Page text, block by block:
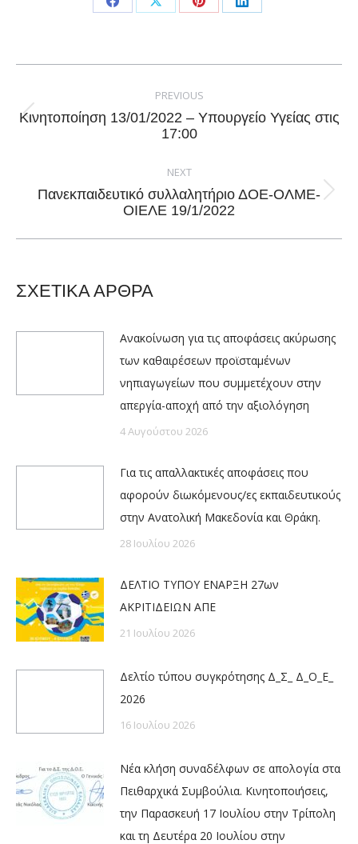
Share
Facebook
Share
X
Share
Pinterest
Share
LinkedIn
navigation
PREVIOUS
Previous
Κινητοποίηση 13/01/2022 – Υπουργείο Υγείας στις
17:00
NEXT
Next
Πανεκπαιδευτικό συλλαλητήριο ΔΟΕ-ΟΛΜΕ-
ΟΙΕΛΕ 19/1/2022
ΣΧΕΤΙΚΑ ΑΡΘΡΑ
Ανακοίνωση για τις αποφάσεις ακύρωσης
των καθαιρέσεων προϊσταμένων
νηπιαγωγείων που συμμετέχουν στην
απεργία-αποχή από την αξιολόγηση
4 Αυγούστου 2026
Για τις απαλλακτικές αποφάσεις που
αφορούν διωκόμενους/ες εκπαιδευτικούς
στην Ανατολική Μακεδονία και Θράκη.
28 Ιουλίου 2026
ΔΕΛΤΙΟ ΤΥΠΟΥ ΕΝΑΡΞΗ 27ων
ΑΚΡΙΤΙΔΕΙΩΝ ΑΠΕ
21 Ιουλίου 2026
Δελτίο τύπου συγκρότησης Δ_Σ_ Δ_Ο_Ε_
2026
16 Ιουλίου 2026
Νέα κλήση συναδέλφων σε απολογία στα
Πειθαρχικά Συμβούλια. Κινητοποιήσεις,
την Παρασκευή 17 Ιουλίου στην Τρίπολη
και τη Δευτέρα 20 Ιουλίου στην